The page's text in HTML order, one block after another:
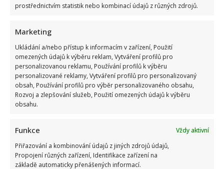
prostřednictvím statistik nebo kombinací údajů z různých zdrojů.
Marketing
Ukládání a/nebo přístup k informacím v zařízení, Použití
omezených údajů k výběru reklam, Vytváření profilů pro
personalizovanou reklamu, Používání profilů k výběru
personalizované reklamy, Vytváření profilů pro personalizovaný
obsah, Používání profilů pro výběr personalizovaného obsahu,
Rozvoj a zlepšování služeb, Použití omezených údajů k výběru
obsahu.
Funkce
Vždy aktivní
Přiřazování a kombinování údajů z jiných zdrojů údajů,
Propojení různých zařízení, Identifikace zařízení na
základě automaticky přenášených informací.
Jak bydlí Jan Bendig: Domov známého zpěváka nepůsobí
nijak přepychově, zaujme spíše svou osobností